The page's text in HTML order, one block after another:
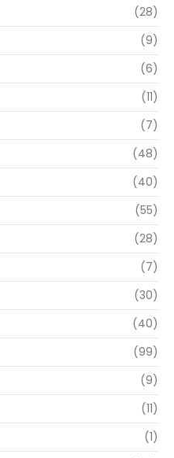
(28)
(9)
(6)
(11)
(7)
(48)
(40)
(55)
(28)
(7)
(30)
(40)
(99)
(9)
(11)
(1)